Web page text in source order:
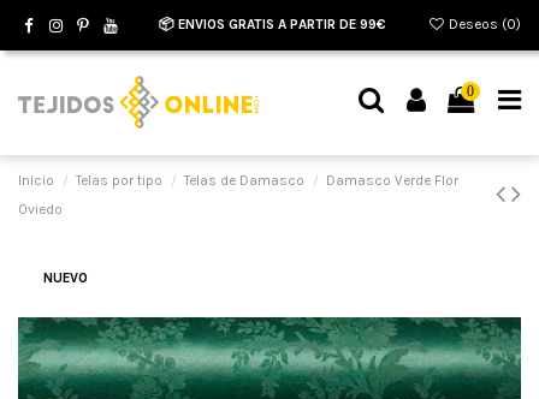
📦 ENVIOS GRATIS A PARTIR DE 99€ Deseos (0)
0
Inicio Telas por tipo Telas de Damasco
Damasco Verde Flor
Oviedo
NUEVO